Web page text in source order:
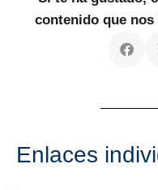
contenido que nos
Enlaces